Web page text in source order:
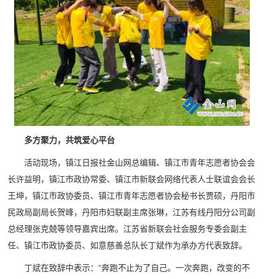
多方聚力，共筑爱心平台
活动现场，镇江日报社金山网总编辑、镇江市青年志愿者协会会
长许益明，镇江市政协常委、镇江市新联会网络代表人士联谊会会长
王坤，镇江市政协委员、镇江市青年志愿者协会秘书长贾硕，丹阳市
民政局副局长贺峰，丹阳市妇联副主席张琳，江苏有线丹阳分公司副
总经理张克兢等领导嘉宾出席。江苏省新联会社会服务专委会副主
任、镇江市政协委员、如意慈善总队长丁斌作为承办方代表致辞。
丁斌在致辞中表示：“奔跑不止为了自己。一次奔跑，改变的不